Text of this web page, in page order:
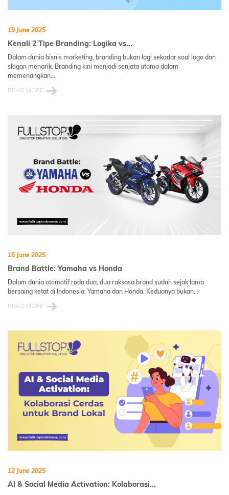
19 June 2025
Kenali 2 Tipe Branding: Logika vs...
Dalam dunia bisnis marketing, branding bukan lagi sekadar soal logo dan
slogan menarik. Branding kini menjadi senjata utama dalam
memenangkan...
READ MORE
16 June 2025
Brand Battle: Yamaha vs Honda
Dalam dunia otomotif roda dua, dua raksasa brand sudah sejak lama
bersaing ketat di Indonesia: Yamaha dan Honda. Keduanya bukan...
READ MORE
12 June 2025
AI & Social Media Activation: Kolaborasi...